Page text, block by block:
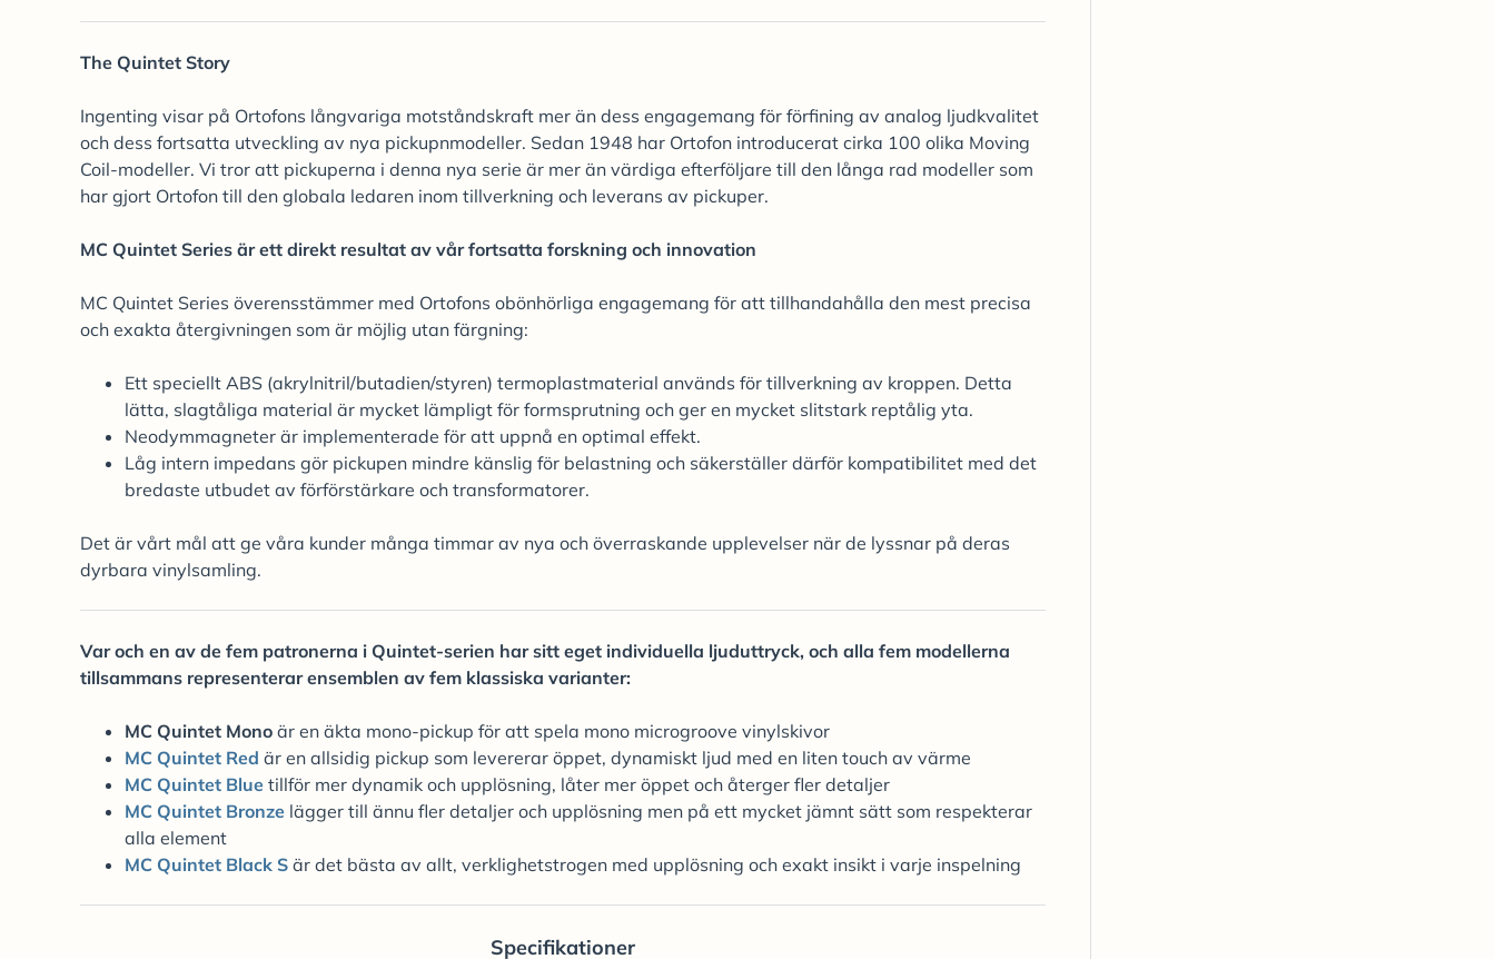
The Quintet Story
Ingenting visar på Ortofons långvariga motståndskraft mer än dess engagemang för förfining av analog ljudkvalitet
och dess fortsatta utveckling av nya pickupnmodeller. Sedan 1948 har Ortofon introducerat cirka 100 olika Moving
Coil-modeller. Vi tror att pickuperna i denna nya serie är mer än värdiga efterföljare till den långa rad modeller som
har gjort Ortofon till den globala ledaren inom tillverkning och leverans av pickuper.
MC Quintet Series är ett direkt resultat av vår fortsatta forskning och innovation
MC Quintet Series överensstämmer med Ortofons obönhörliga engagemang för att tillhandahålla den mest precisa
och exakta återgivningen som är möjlig utan färgning:
Ett speciellt ABS (akrylnitril/butadien/styren) termoplastmaterial används för tillverkning av kroppen. Detta
lätta, slagtåliga material är mycket lämpligt för formsprutning och ger en mycket slitstark reptålig yta.
Neodymmagneter är implementerade för att uppnå en optimal effekt.
Låg intern impedans gör pickupen mindre känslig för belastning och säkerställer därför kompatibilitet med det
bredaste utbudet av förförstärkare och transformatorer.
Det är vårt mål att ge våra kunder många timmar av nya och överraskande upplevelser när de lyssnar på deras
dyrbara vinylsamling.
Var och en av de fem patronerna i Quintet-serien har sitt eget individuella ljuduttryck, och alla fem modellerna
tillsammans representerar ensemblen av fem klassiska varianter:
MC Quintet Mono är en äkta mono-pickup för att spela mono microgroove vinylskivor
MC Quintet Red är en allsidig pickup som levererar öppet, dynamiskt ljud med en liten touch av värme
MC Quintet Blue tillför mer dynamik och upplösning, låter mer öppet och återger fler detaljer
MC Quintet Bronze lägger till ännu fler detaljer och upplösning men på ett mycket jämnt sätt som respekterar
alla element
MC Quintet Black S är det bästa av allt, verklighetstrogen med upplösning och exakt insikt i varje inspelning
Specifikationer